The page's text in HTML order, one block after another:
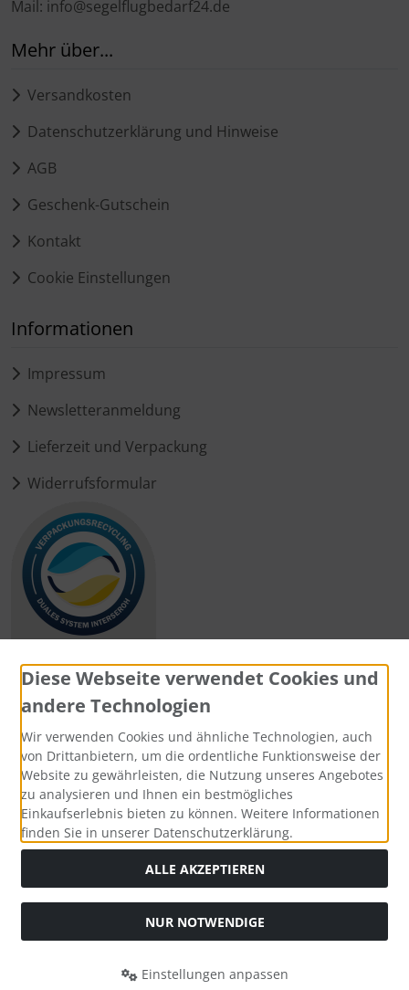
Mail: info@segelflugbedarf24.de
Mehr über...
Versandkosten
Datenschutzerklärung und Hinweise
AGB
Geschenk-Gutschein
Kontakt
Cookie Einstellungen
Informationen
Impressum
Newsletteranmeldung
Lieferzeit und Verpackung
Widerrufsformular
Zahlungsmethoden
Social Media
Widerrufsformular
Diese Webseite verwendet Cookies und
andere Technologien
Wir verwenden Cookies und ähnliche Technologien, auch
von Drittanbietern, um die ordentliche Funktionsweise der
Website zu gewährleisten, die Nutzung unseres Angebotes
zu analysieren und Ihnen ein bestmögliches
Einkaufserlebnis bieten zu können. Weitere Informationen
finden Sie in unserer Datenschutzerklärung.
ALLE AKZEPTIEREN
NUR NOTWENDIGE
Einstellungen anpassen